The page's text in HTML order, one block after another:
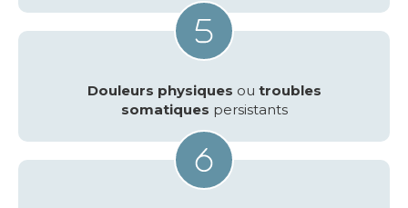
Douleurs physiques ou troubles
somatiques persistants